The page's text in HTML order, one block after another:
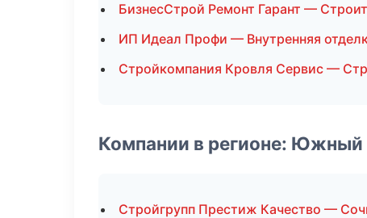
БизнесСтрой Ремонт Гарант —
ИП Идеал Профи — Внутренняя
Стройкомпания Кровля Сервис —
Компании в регионе: Южный
Стройгрупп Престиж Качество —